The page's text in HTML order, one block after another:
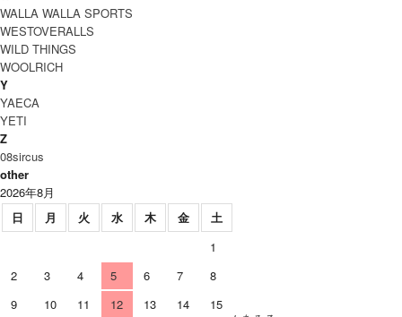
WALLA WALLA SPORTS
WESTOVERALLS
WILD THINGS
WOOLRICH
Y
YAECA
YETI
Z
08sircus
other
2026年8月
日
月 火 水 木 金
土
1
2
3 4 5 6 7
8
9
10 11 12 13 14
15